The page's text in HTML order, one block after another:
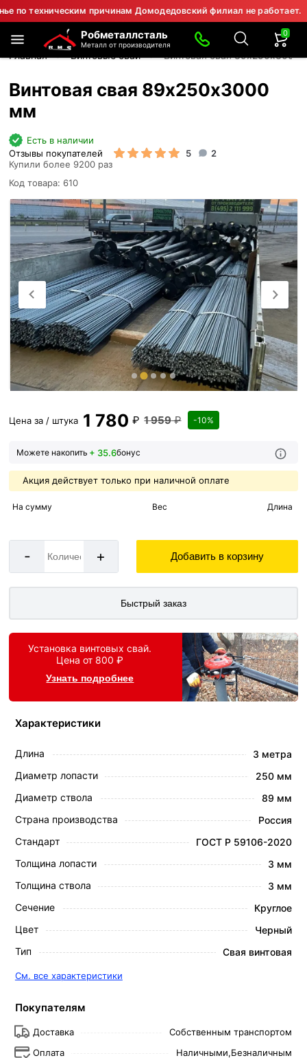
причинам Домодедовский филиал не работает. ⚠
Робметаллсталь
Металл от производителя
0
Главная Винтовые сваи Винтовая свая 89х250х3000
Винтовая свая 89х250х3000
мм
Есть в наличии
Отзывы покупателей
5
2
Купили более 9200 раз
Код товара: 610
Цена за / штука 1 780 ₽ 1 959₽ -10%
Можете накопить + 35.6бонус
Акция действует только при наличной оплате
На сумму Вес Длина
- + Добавить в корзину
Быстрый заказ
Установка винтовых свай.
Цена от 800 ₽
Узнать подробнее
Характеристики
Длина
3 метра
Диаметр лопасти
250 мм
Диаметр ствола
89 мм
Страна производства
Россия
Стандарт
ГОСТ Р 59106-2020
Толщина лопасти
3 мм
Толщина ствола
3 мм
Сечение
Круглое
Цвет
Черный
Тип
Свая винтовая
См. все характеристики
Покупателям
Доставка
Собственным транспортом
Оплата
Наличными,Безналичным